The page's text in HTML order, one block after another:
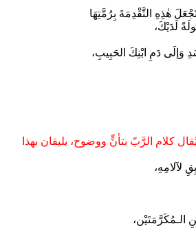
هٰذِهِ التَّقْدِمَةَ بِرُمَّتِهَا
لَدَيْكَ،
وَإلَى دَمِ ابْنِكَ الحَبِيبِ،
كلام الرَّبّ بتأنٍّ ووضوح، يليقان بهذا
لآلامِهِ،
الـمُكَرَّمَتَيْن،